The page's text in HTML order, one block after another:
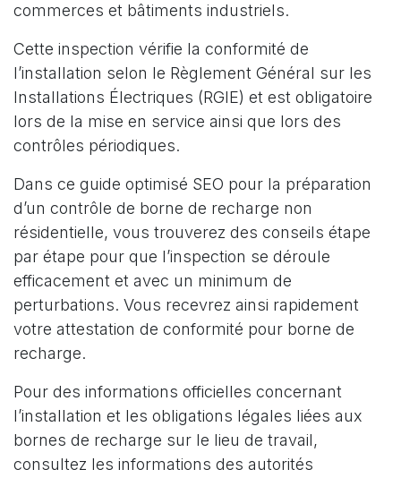
commerces et bâtiments industriels.
Cette inspection vérifie la conformité de
l’installation selon le Règlement Général sur les
Installations Électriques (RGIE) et est obligatoire
lors de la mise en service ainsi que lors des
contrôles périodiques.
Dans ce guide optimisé SEO pour la préparation
d’un contrôle de borne de recharge non
résidentielle, vous trouverez des conseils étape
par étape pour que l’inspection se déroule
efficacement et avec un minimum de
perturbations. Vous recevrez ainsi rapidement
votre attestation de conformité pour borne de
recharge.
Pour des informations officielles concernant
l’installation et les obligations légales liées aux
bornes de recharge sur le lieu de travail,
consultez les informations des autorités